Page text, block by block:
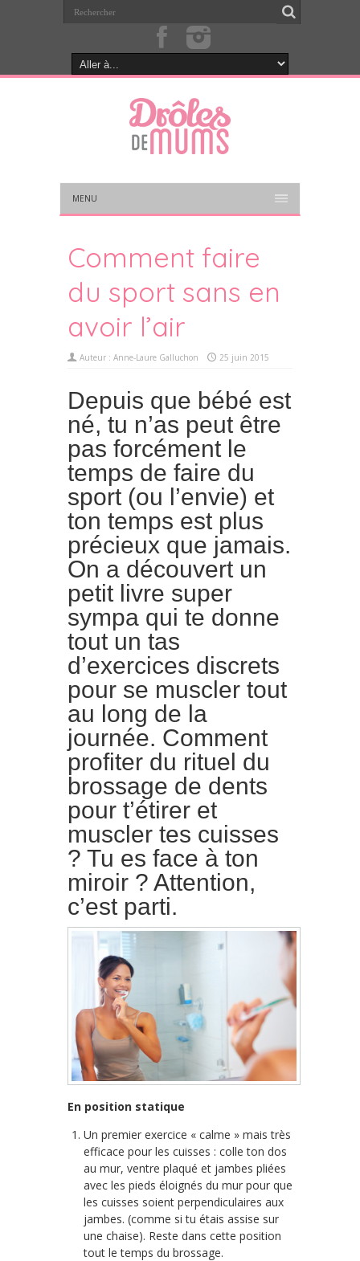
MENU
Comment faire
du sport sans en
avoir l’air
Auteur : Anne-Laure Galluchon 25 juin 2015
Depuis que bébé est
né, tu n’as peut être
pas forcément le
temps de faire du
sport (ou l’envie) et
ton temps est plus
précieux que jamais.
On a découvert un
petit livre super
sympa qui te donne
tout un tas
d’exercices discrets
pour se muscler tout
au long de la
journée. Comment
profiter du rituel du
brossage de dents
pour t’étirer et
muscler tes cuisses
? Tu es face à ton
miroir ? Attention,
c’est parti.
En position statique
Un premier exercice « calme » mais très
efficace pour les cuisses : colle ton dos
au mur, ventre plaqué et jambes pliées
avec les pieds éloignés du mur pour que
les cuisses soient perpendiculaires aux
jambes. (comme si tu étais assise sur
une chaise). Reste dans cette position
tout le temps du brossage.